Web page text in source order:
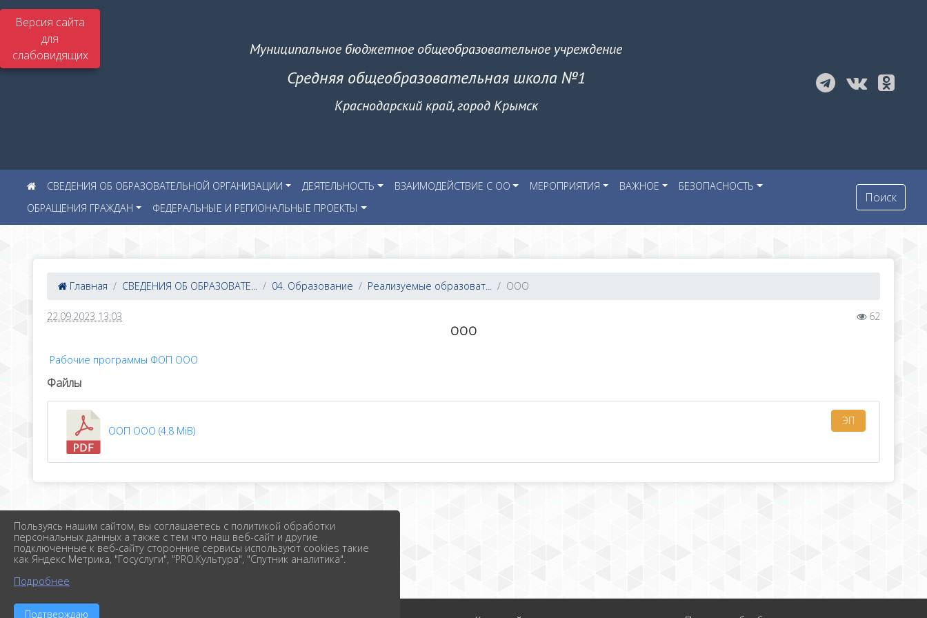
Версия сайта
для
слабовидящих
Муниципальное бюджетное общеобразовательное учреждение
Средняя общеобразовательная школа №1
Краснодарский край, город Крымск
СВЕДЕНИЯ ОБ ОБРАЗОВАТЕЛЬНОЙ ОРГАНИЗАЦИИ ДЕЯТЕЛЬНОСТЬ ВЗАИМОДЕЙСТВИЕ С ОО МЕРОПРИЯТИЯ ВАЖНОЕ
БЕЗОПАСНОСТЬ
ОБРАЩЕНИЯ ГРАЖДАН
ФЕДЕРАЛЬНЫЕ И РЕГИОНАЛЬНЫЕ ПРОЕКТЫ
Поиск
Главная СВЕДЕНИЯ ОБ ОБРАЗОВАТЕ... 04. Образование Реализуемые образоват... ООО
22.09.2023 13:03 62
ООО
Рабочие программы ФОП ООО
Файлы
ООП ООО (4.8 MiB)
ЭП
Пользуясь нашим сайтом, вы соглашаетесь с политикой обработки
персональных данных а также с тем что наш веб-сайт и другие
подключенные к веб-сайту сторонние сервисы используют cookies такие
как Яндекс Метрика, "Госуслуги", "PRO.Культура", "Спутник аналитика".
Подробнее
Подтверждаю